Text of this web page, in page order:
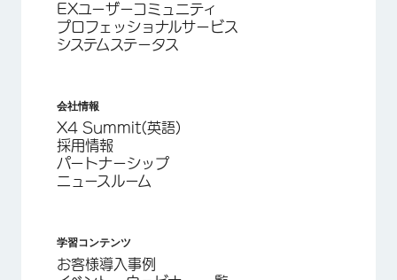
EXユーザーコミュニティ
プロフェッショナルサービス
システムステータス
会社情報
X4 Summit(英語)
採用情報
パートナーシップ
ニュースルーム
学習コンテンツ
お客様導入事例